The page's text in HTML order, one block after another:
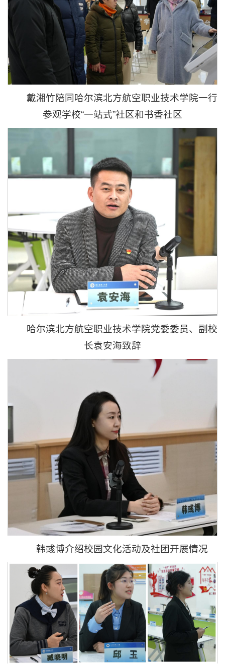
戴湘竹陪同哈尔滨北方航空职业技术学院一行
参观学校“一站式”社区和书香社区
哈尔滨北方航空职业技术学院党委委员、副校
长袁安海致辞
韩彧博介绍校园文化活动及社团开展情况